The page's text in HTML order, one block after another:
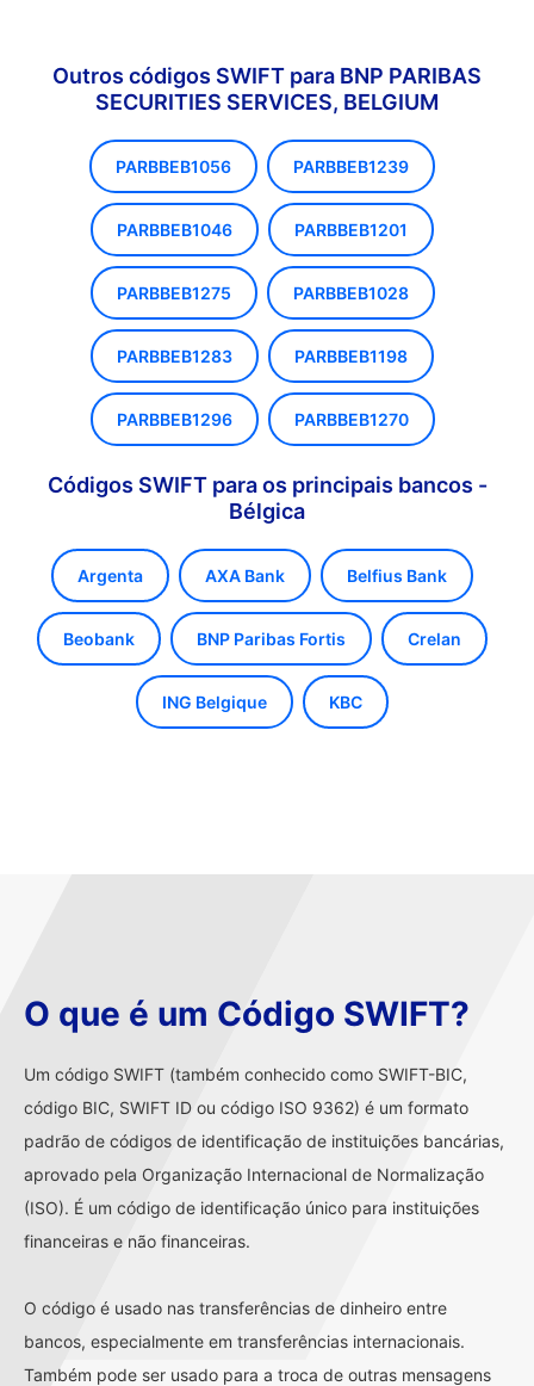
Outros códigos SWIFT para BNP PARIBAS
SECURITIES SERVICES, BELGIUM
PARBBEB1056 PARBBEB1239
PARBBEB1046 PARBBEB1201
PARBBEB1275 PARBBEB1028
PARBBEB1283 PARBBEB1198
PARBBEB1296 PARBBEB1270
Códigos SWIFT para os principais bancos -
Bélgica
Argenta AXA Bank Belfius Bank
Beobank BNP Paribas Fortis Crelan
ING Belgique KBC
O que é um Código SWIFT?
Um código SWIFT (também conhecido como SWIFT-BIC,
código BIC, SWIFT ID ou código ISO 9362) é um formato
padrão de códigos de identificação de instituições bancárias,
aprovado pela Organização Internacional de Normalização
(ISO). É um código de identificação único para instituições
financeiras e não financeiras.
O código é usado nas transferências de dinheiro entre
bancos, especialmente em transferências internacionais.
Também pode ser usado para a troca de outras mensagens